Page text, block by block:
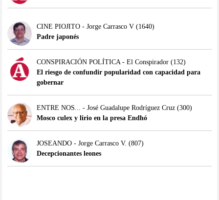
CINE PIOJITO - Jorge Carrasco V(1640)
Padre japonés
CONSPIRACIÓN POLÍTICA - El Conspirador(132)
El riesgo de confundir popularidad con capacidad para
gobernar
ENTRE NOS... - José Guadalupe Rodríguez Cruz(300)
Mosco culex y lirio en la presa Endhó
JOSEANDO - Jorge Carrasco V. (807)
Decepcionantes leones